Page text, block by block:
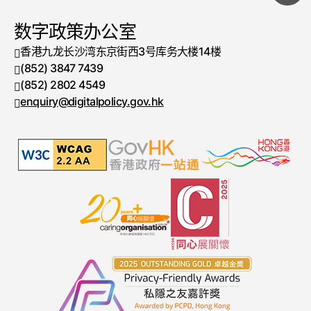
数字政策办公室
香港九龙长沙湾东京街西3号库务大楼14楼
电话号码
(852) 3847 7439
传真号码
(852) 2802 4549
enquiry@digitalpolicy.gov.hk